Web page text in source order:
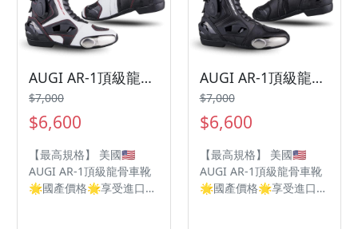
AUGI AR-1頂級龍骨車靴
$7,000
$6,600
【最高規格】 美國🇺🇸
AUGI AR-1頂級龍骨車靴
🌟國產價格🌟享受進口品
AUGI AR-1頂級龍骨車靴
$7,000
$6,600
【最高規格】 美國🇺🇸
AUGI AR-1頂級龍骨車靴
🌟國產價格🌟享受進口品